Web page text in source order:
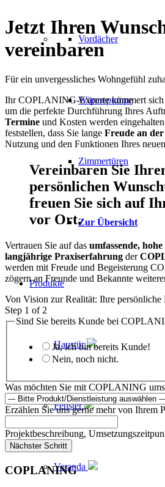
Vordächer
Wärmepumpe
Zimmertüren
Zur Übersicht
Produkte
Haustür
Fenster
Veranda
Jetzt Ihren
vereinbaren
Für ein unvergessliches Wohngefühl
Ihr COPLANING-Experte kümmert
um die perfekte Durchführung Ihres
Termine und Kosten werden
feststellen, dass Sie lange Freude an
Nutzung und den Funktionen Ihres
Vereinbaren Sie
persönlichen
freuen Sie sich auf
vor Ort.
Vertrauen Sie auf das umfassende,
langjährige Praxiserfahrung der
werden mit Freude und Begeisterung
zögern an Freunde und Bekannte
Von Vision zur Realität: Ihre persönliche
Step 1 of 2
Sind Sie bereits Kunde bei
Ja, ich bin bereits Kunde!
Nein, noch nicht.
Was möchten Sie mit COPLANING
Erzählen Sie uns gerne mehr von Ihrem
Projektbeschreibung,
Nächster Schritt
COPLANING